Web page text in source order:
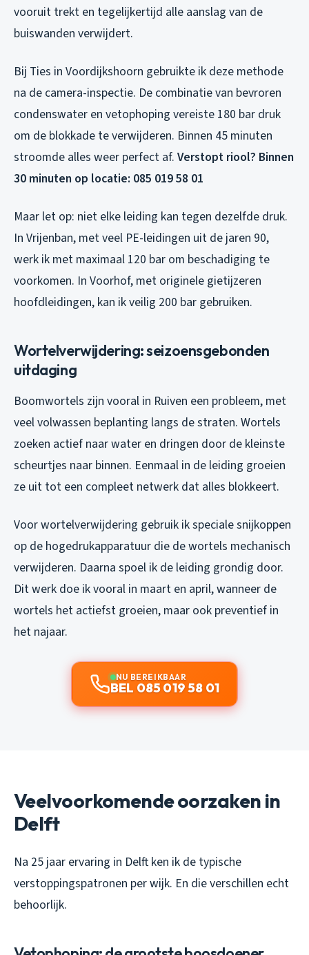
vooruit trekt en tegelijkertijd alle aanslag van de
buiswanden verwijdert.
Bij Ties in Voordijkshoorn gebruikte ik deze methode
na de camera-inspectie. De combinatie van bevroren
condenswater en vetophoping vereiste 180 bar druk
om de blokkade te verwijderen. Binnen 45 minuten
stroomde alles weer perfect af. Verstopt riool? Binnen
30 minuten op locatie: 085 019 58 01
Maar let op: niet elke leiding kan tegen dezelfde druk.
In Vrijenban, met veel PE-leidingen uit de jaren 90,
werk ik met maximaal 120 bar om beschadiging te
voorkomen. In Voorhof, met originele gietijzeren
hoofdleidingen, kan ik veilig 200 bar gebruiken.
Wortelverwijdering: seizoensgebonden
uitdaging
Boomwortels zijn vooral in Ruiven een probleem, met
veel volwassen beplanting langs de straten. Wortels
zoeken actief naar water en dringen door de kleinste
scheurtjes naar binnen. Eenmaal in de leiding groeien
ze uit tot een compleet netwerk dat alles blokkeert.
Voor wortelverwijdering gebruik ik speciale snijkoppen
op de hogedrukapparatuur die de wortels mechanisch
verwijderen. Daarna spoel ik de leiding grondig door.
Dit werk doe ik vooral in maart en april, wanneer de
wortels het actiefst groeien, maar ook preventief in
het najaar.
NU BEREIKBAAR
BEL 085 019 58 01
Veelvoorkomende oorzaken in
Delft
Na 25 jaar ervaring in Delft ken ik de typische
verstoppingspatronen per wijk. En die verschillen echt
behoorlijk.